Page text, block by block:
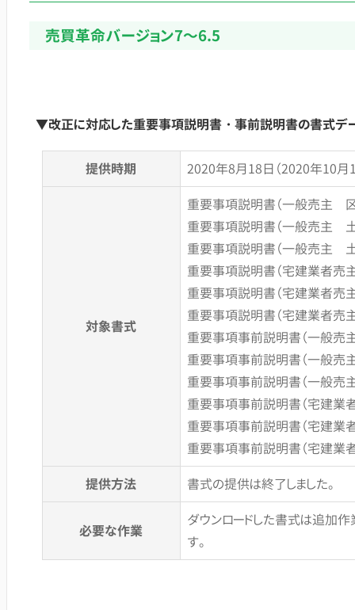
売買革命バージョン7～6.5
▼改正に対応した重要事項説明書・事前説明書の書式デー
提供時期 2020年8月18日（2020年10
対象書式
重要事項説明書（一般売主
重要事項説明書（一般売主
重要事項説明書（一般売主
重要事項説明書（宅建業者
重要事項説明書（宅建業者
重要事項説明書（宅建業者
重要事項事前説明書（一般
重要事項事前説明書（一般
重要事項事前説明書（一般
重要事項事前説明書（宅建
重要事項事前説明書（宅建
重要事項事前説明書（宅建
提供方法 書式の提供は終了しました。
必要な作業
ダウンロードした書式は追加作
す。